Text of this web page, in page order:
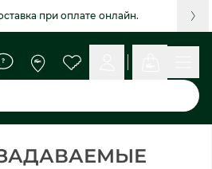
при оплате онлайн.